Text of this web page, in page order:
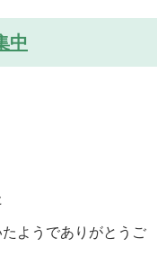
中
ようでありがとうご